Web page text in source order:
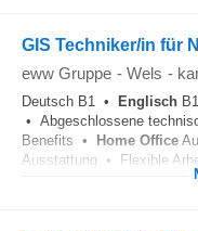
GIS Techniker/in für
eww Gruppe - Wels -
Deutsch B1 • Englisch
• Abgeschlossene
Benefits • Home Office
Ausstattung • Flexible